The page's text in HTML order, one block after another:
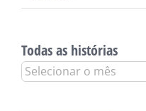
Todas as histórias
Todas